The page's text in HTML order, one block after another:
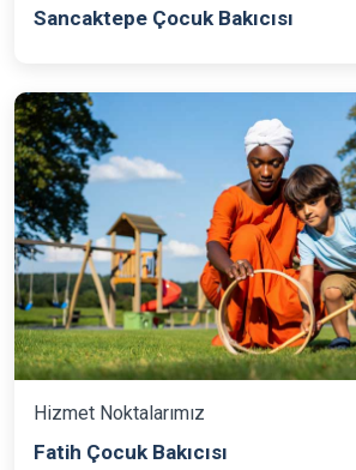
Sancaktepe Çocuk Bakıcısı
Hizmet Noktalarımız
Fatih Çocuk Bakıcısı